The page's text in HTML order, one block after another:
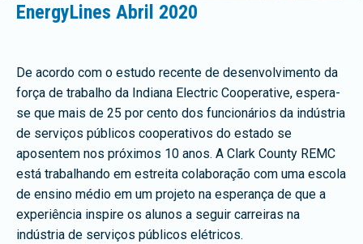
EnergyLines Abril 2020
De acordo com o estudo recente de desenvolvimento da
força de trabalho da Indiana Electric Cooperative, espera-
se que mais de 25 por cento dos funcionários da indústria
de serviços públicos cooperativos do estado se
aposentem nos próximos 10 anos. A Clark County REMC
está trabalhando em estreita colaboração com uma escola
de ensino médio em um projeto na esperança de que a
experiência inspire os alunos a seguir carreiras na
indústria de serviços públicos elétricos.